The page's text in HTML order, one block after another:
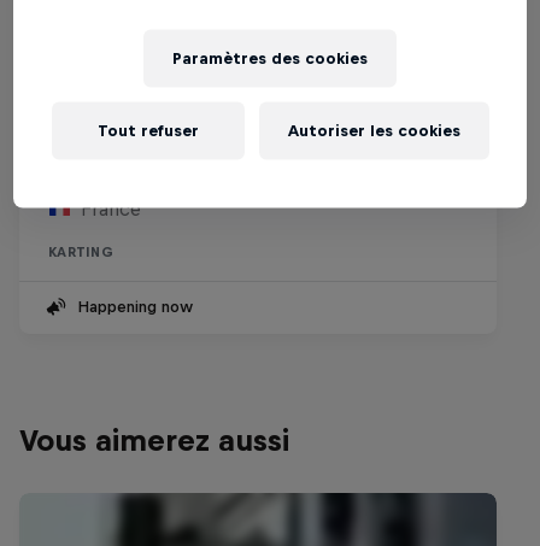
Red Bull Kart Fight
France
KARTING
Happening now
Vous aimerez aussi
Paramètres des cookies
Tout refuser Autoriser les cookies